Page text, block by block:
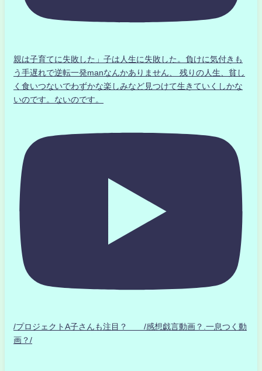
親は子育てに失敗した」子は人生に失敗した。負けに気付きも
う手遅れで逆転一発manなんかありません、 残りの人生、貧し
く食いつないでわずかな楽しみなど見つけて生きていくしかな
いのです。ないのです。
/プロジェクトA子さんも注目？ /感想戯言動画？.一息つく動
画？/